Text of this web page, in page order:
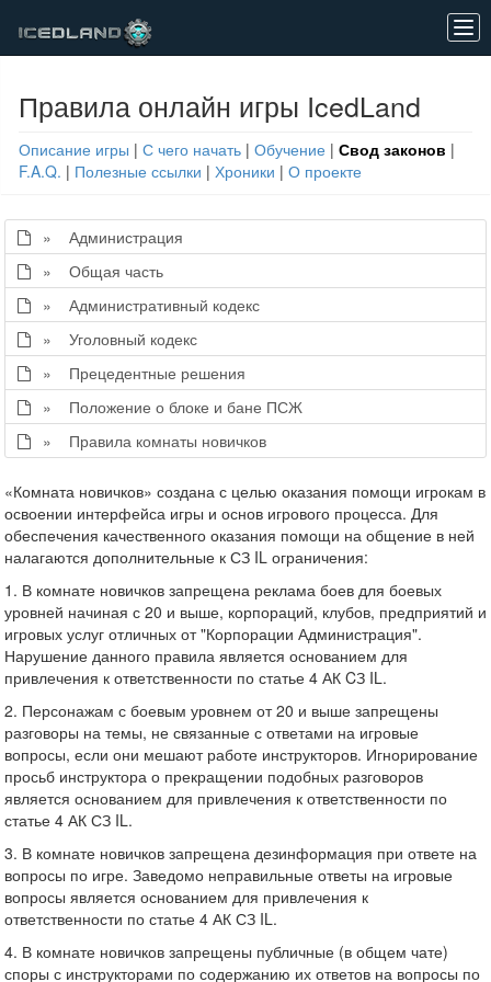
Правила онлайн игры IcedLand
Описание игры | С чего начать | Обучение | Свод законов |
F.A.Q. | Полезные ссылки | Хроники | О проекте
» Администрация
» Общая часть
» Административный кодекс
» Уголовный кодекс
» Прецедентные решения
» Положение о блоке и бане ПСЖ
» Правила комнаты новичков
«Комната новичков» создана с целью оказания помощи игрокам в
освоении интерфейса игры и основ игрового процесса. Для
обеспечения качественного оказания помощи на общение в ней
налагаются дополнительные к СЗ IL ограничения:
1. В комнате новичков запрещена реклама боев для боевых
уровней начиная с 20 и выше, корпораций, клубов, предприятий и
игровых услуг отличных от "Корпорации Администрация".
Нарушение данного правила является основанием для
привлечения к ответственности по статье 4 АК CЗ IL.
2. Персонажам с боевым уровнем от 20 и выше запрещены
разговоры на темы, не связанные с ответами на игровые
вопросы, если они мешают работе инструкторов. Игнорирование
просьб инструктора о прекращении подобных разговоров
является основанием для привлечения к ответственности по
статье 4 АК СЗ IL.
3. В комнате новичков запрещена дезинформация при ответе на
вопросы по игре. Заведомо неправильные ответы на игровые
вопросы является основанием для привлечения к
ответственности по статье 4 АК СЗ IL.
4. В комнате новичков запрещены публичные (в общем чате)
споры с инструкторами по содержанию их ответов на вопросы по